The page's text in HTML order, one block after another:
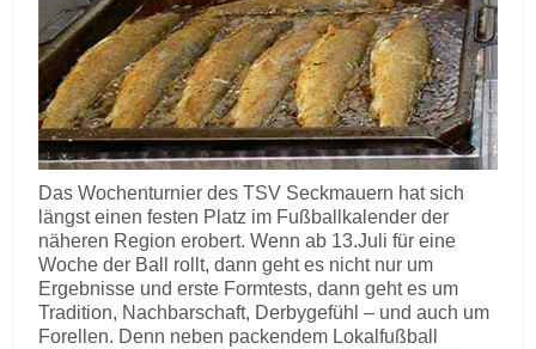
Das Wochenturnier des TSV Seckmauern hat sich
längst einen festen Platz im Fußballkalender der
näheren Region erobert. Wenn ab 13.Juli für eine
Woche der Ball rollt, dann geht es nicht nur um
Ergebnisse und erste Formtests, dann geht es um
Tradition, Nachbarschaft, Derbygefühl – und auch um
Forellen. Denn neben packendem Lokalfußball